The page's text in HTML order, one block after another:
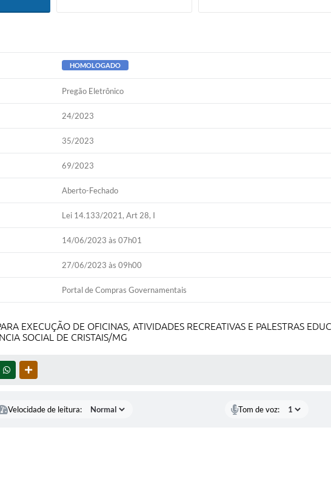
HOMOLOGADO
Pregão Eletrônico
24/2023
35/2023
69/2023
Aberto-Fechado
Lei 14.133/2021, Art 28, I
14/06/2023 às 07h01
27/06/2023 às 09h00
Portal de Compras Governamentais
EXECUÇÃO DE OFICINAS, ATIVIDADES RECREATIVAS E PALESTRAS
SOCIAL DE CRISTAIS/MG
WHATSAPP
Velocidade de leitura: Tom de voz: